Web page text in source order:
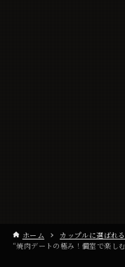
ホーム
カップルに選ばれ
“焼肉デートの極み！個室で楽し